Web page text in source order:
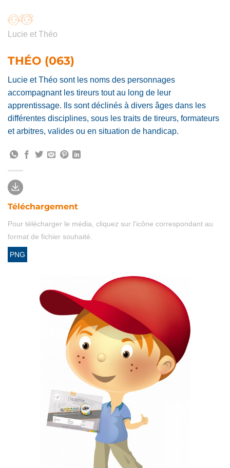
Lucie et Théo
THÉO (063)
Lucie et Théo sont les noms des personnages
accompagnant les tireurs tout au long de leur
apprentissage. Ils sont déclinés à divers âges dans les
différentes disciplines, sous les traits de tireurs, formateurs
et arbitres, valides ou en situation de handicap.
Téléchargement
Pour télécharger le média, cliquez sur l'icône correspondant au
format de fichier souhaité.
PNG